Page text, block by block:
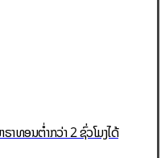
າທອນຕ່ຳກວ່າ 2 ຊົ່ວໂມງໄດ້